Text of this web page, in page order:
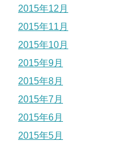
2015年12月
2015年11月
2015年10月
2015年9月
2015年8月
2015年7月
2015年6月
2015年5月